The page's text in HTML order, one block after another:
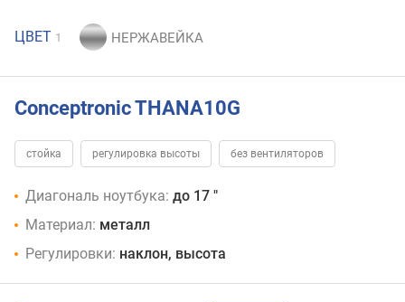
ЦВЕТ 1
Conceptronic THANA10G
стойка регулировка высоты без вентиляторов
Диагональ ноутбука: до 17 "
Материал: металл
Регулировки: наклон, высота